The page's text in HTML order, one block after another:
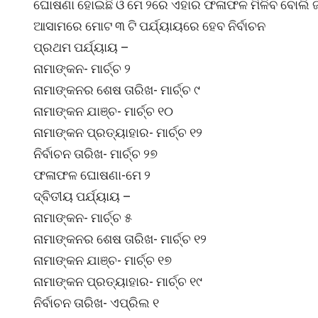
ଘୋଷଣା ହୋଇଛି ଓ ମେ ୨ରେ ଏହାର ଫଳାଫଳ ମିଳିବ ବୋଲି
ଆସାମରେ ମୋଟ ୩ ଟି ପର୍ଯ୍ୟାୟରେ ହେବ ନିର୍ବାଚନ
ପ୍ରଥମ ପର୍ଯ୍ୟାୟ –
ନାମାଙ୍କନ- ମାର୍ଚ୍ଚ ୨
ନାମାଙ୍କନର ଶେଷ ତାରିଖ- ମାର୍ଚ୍ଚ ୯
ନାମାଙ୍କନ ଯାଞ୍ଚ- ମାର୍ଚ୍ଚ ୧୦
ନାମାଙ୍କନ ପ୍ରତ୍ୟାହାର- ମାର୍ଚ୍ଚ ୧୨
ନିର୍ବାଚନ ତାରିଖ- ମାର୍ଚ୍ଚ ୨୭
ଫଳାଫଳ ଘୋଷଣା-ମେ ୨
ଦ୍ବିତୀୟ ପର୍ଯ୍ୟାୟ –
ନାମାଙ୍କନ- ମାର୍ଚ୍ଚ ୫
ନାମାଙ୍କନର ଶେଷ ତାରିଖ- ମାର୍ଚ୍ଚ ୧୨
ନାମାଙ୍କନ ଯାଞ୍ଚ- ମାର୍ଚ୍ଚ ୧୭
ନାମାଙ୍କନ ପ୍ରତ୍ୟାହାର- ମାର୍ଚ୍ଚ ୧୯
ନିର୍ବାଚନ ତାରିଖ- ଏପ୍ରିଲ ୧